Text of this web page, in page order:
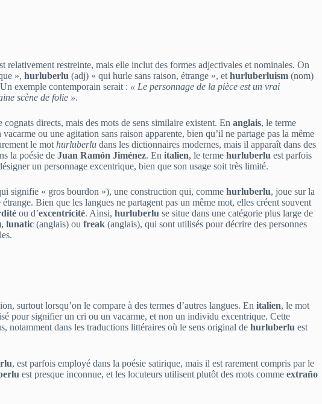
relativement restreinte, mais elle inclut des formes adjectivales et nominales. On
», hurluberlu (adj) « qui hurle sans raison, étrange », et hurluberluism (nom)
exemple contemporain serait : « Le personnage de la pièce est un vrai
scène de folie ».
cognats directs, mais des mots de sens similaire existent. En anglais, le terme
ou une agitation sans raison apparente, bien qu’il ne partage pas la même
le mot hurluberlu dans les dictionnaires modernes, mais il apparaît dans des
la poésie de Juan Ramón Jiménez. En italien, le terme hurluberlu est parfois
un personnage excentrique, bien que son usage soit très limité.
signifie « gros bourdon »), une construction qui, comme hurluberlu, joue sur la
Bien que les langues ne partagent pas un même mot, elles créent souvent
ou d’excentricité. Ainsi, hurluberlu se situe dans une catégorie plus large de
lunatic (anglais) ou freak (anglais), qui sont utilisés pour décrire des personnes
surtout lorsqu’on le compare à des termes d’autres langues. En italien, le mot
pour signifier un cri ou un vacarme, et non un individu excentrique. Cette
notamment dans les traductions littéraires où le sens original de hurluberlu est
, est parfois employé dans la poésie satirique, mais il est rarement compris par le
est presque inconnue, et les locuteurs utilisent plutôt des mots comme extraño